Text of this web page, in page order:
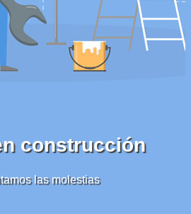
construcción
las molestias